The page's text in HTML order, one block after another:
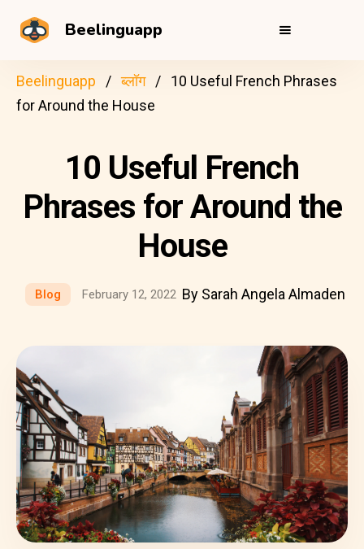
Beelinguapp
Beelinguapp ब्लॉग
10 Useful French Phrases
for Around the House
10 Useful French
Phrases for Around the
House
Blog February 12, 2022 By Sarah Angela Almaden